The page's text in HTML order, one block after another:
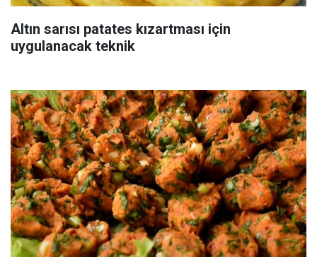
Altın sarısı patates kızartması için
uygulanacak teknik